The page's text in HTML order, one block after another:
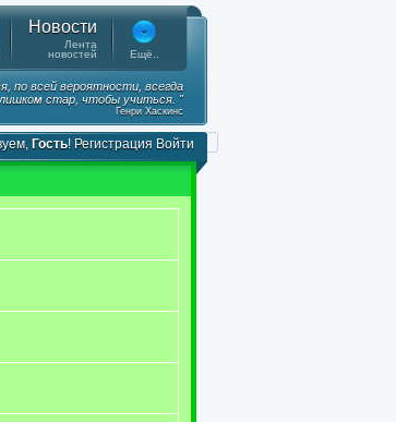
Новости
Лента
новостей
Ещё..
по всей вероятности, всегда
стар, чтобы учиться. "
Генри Хаскинс
Гость! Регистрация Войти